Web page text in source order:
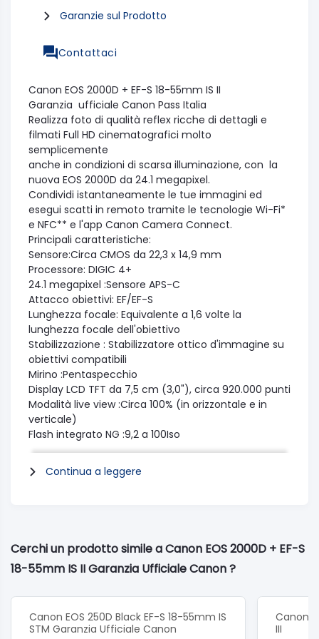
Garanzie sul Prodotto
Contattaci
Canon EOS 2000D + EF-S 18-55mm IS II
Garanzia ufficiale Canon Pass Italia
Realizza foto di qualità reflex ricche di dettagli e
filmati Full HD cinematografici molto
semplicemente
anche in condizioni di scarsa illuminazione, con la
nuova EOS 2000D da 24.1 megapixel.
Condividi istantaneamente le tue immagini ed
esegui scatti in remoto tramite le tecnologie Wi-Fi*
e NFC** e l'app Canon Camera Connect.
Principali caratteristiche:
Sensore:Circa CMOS da 22,3 x 14,9 mm
Processore: DIGIC 4+
24.1 megapixel :Sensore APS-C
Attacco obiettivi: EF/EF-S
Lunghezza focale: Equivalente a 1,6 volte la
lunghezza focale dell'obiettivo
Stabilizzazione : Stabilizzatore ottico d'immagine su
obiettivi compatibili
Mirino :Pentaspecchio
Display LCD TFT da 7,5 cm (3,0"), circa 920.000 punti
Modalità live view :Circa 100% (in orizzontale e in
verticale)
Flash integrato NG :9,2 a 100Iso
Scena Smart Auto :Inquadra e scatta
Mirino ottico : con messa a fuoco automatica a 9
punti
sistemi operativi:PC e Macintosh
Windows 10 / 8.1 / 7 SP19
Alimentazione:1 batteria ricaricabile al litio LP-E10
durata batteria:Circa 500 (a 23 °C, AE 50%, FE 50%)11
Circa 410 (a 0 °C, AE 50%, FE 50%)
Continua a leggere
Cerchi un prodotto simile a Canon EOS 2000D + EF-S
18-55mm IS II Garanzia Ufficiale Canon ?
Canon EOS 250D Black EF-S 18-55mm IS
STM Garanzia Ufficiale Canon
Canon
III